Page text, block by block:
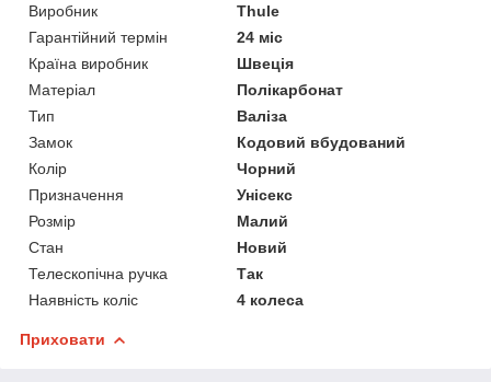
Виробник
Thule
Гарантійний термін
24 міс
Країна виробник
Швеція
Матеріал
Полікарбонат
Тип
Валіза
Замок
Кодовий вбудований
Колір
Чорний
Призначення
Унісекс
Розмір
Малий
Стан
Новий
Телескопічна ручка
Так
Наявність коліс
4 колеса
Приховати